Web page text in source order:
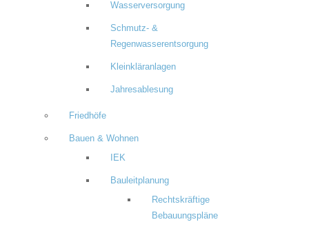
Wasserversorgung
Schmutz- &
Regenwasserentsorgung
Kleinkläranlagen
Jahresablesung
Friedhöfe
Bauen & Wohnen
IEK
Bauleitplanung
Rechtskräftige
Bebauungspläne